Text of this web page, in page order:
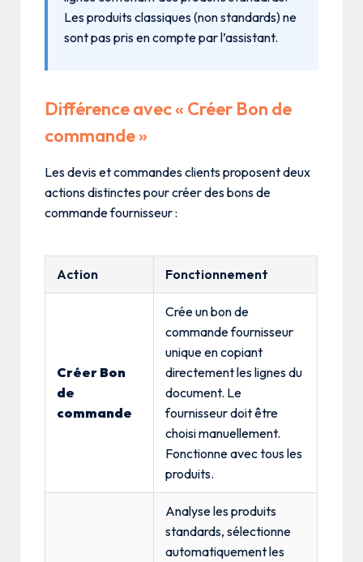
Les produits classiques (non standards) ne
sont pas pris en compte par l’assistant.
Différence avec « Créer Bon de
commande »
Les devis et commandes clients proposent deux
actions distinctes pour créer des bons de
commande fournisseur :
Action Fonctionnement
Créer Bon
de
commande
Crée un bon de
commande fournisseur
unique en copiant
directement les lignes du
document. Le
fournisseur doit être
choisi manuellement.
Fonctionne avec tous les
produits.
Analyse les produits
standards, sélectionne
automatiquement les